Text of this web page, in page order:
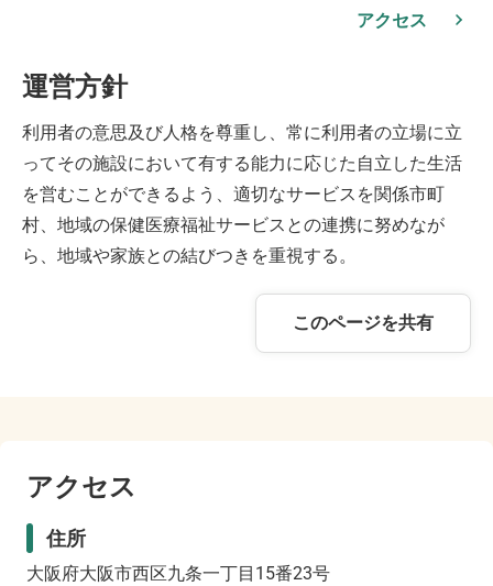
アクセス
運営方針
利用者の意思及び人格を尊重し、常に利用者の立場に立
ってその施設において有する能力に応じた自立した生活
を営むことができるよう、適切なサービスを関係市町
村、地域の保健医療福祉サービスとの連携に努めなが
ら、地域や家族との結びつきを重視する。
このページを共有
アクセス
住所
大阪府大阪市西区九条一丁目15番23号